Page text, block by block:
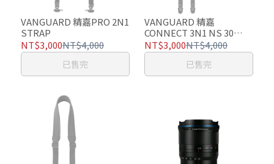
VANGUARD 精嘉PRO 2N1
STRAP
NT$3,000NT$4,000
已售完
VANGUARD 精嘉
CONNECT 3N1 NS 30
38mm
NT$3,000NT$4,000
已售完